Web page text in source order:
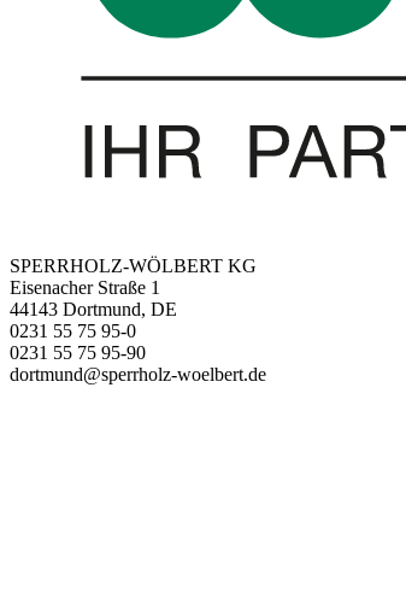
SPERRHOLZ-WÖLBERT KG
Eisenacher Straße 1
44143 Dortmund, DE
0231 55 75 95-0
0231 55 75 95-90
dortmund@sperrholz-woelbert.de